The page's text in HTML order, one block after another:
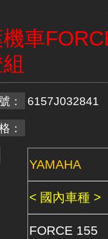
車
6157J032841
YAMAHA
< 國內車種 >
FORCE 155